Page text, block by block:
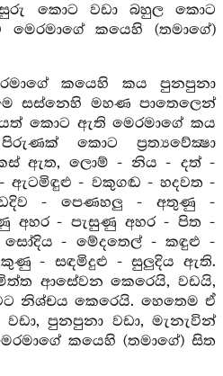
කොට වඩා බහුල කොට
කයෙහි (තමාගේ)
කයෙහි කය පුනපුනා
සස්නෙහි මහණ පාතෙලෙන්
කොට ඇති මෙරමාගේ කය
කොට ප්‍රත්‍යවේක්‍ෂා
ඇත, ලොම් - නිය - දත් -
ඇටමිඳුළු - වකුගඬ - හදවත -
- පෙණහලු - අතුණු -
අහර - පැසුණු අහර - පිත -
- මේදතෙල් - කඳුළු -
- සඳමිදුළු - සුලුදිය ඇති.
ආසේවන කෙරෙයි, වඩයි,
නිශ්චය කෙරෙයි. හෙතෙම ඒ
පුනපුනා වඩා, මැනැවින්
කයෙහි (තමාගේ) සිත